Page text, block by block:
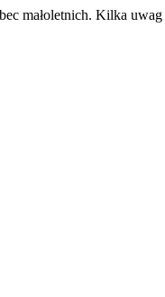
małoletnich. Kilka